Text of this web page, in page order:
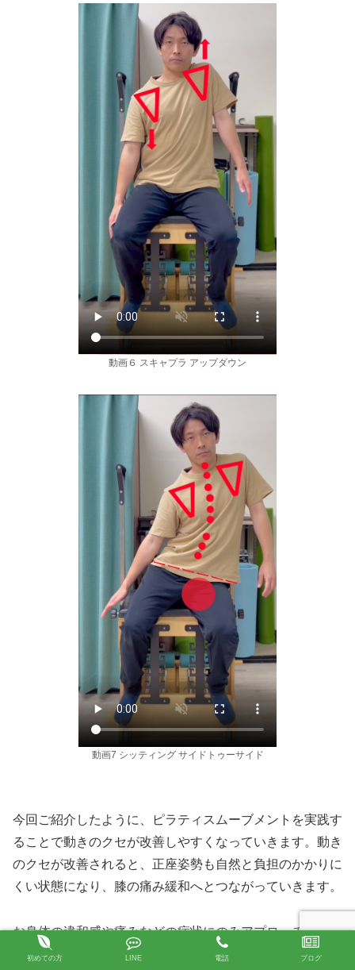
動画６ スキャプラ アップダウン
動画7 シッティング サイドトゥーサイド
今回ご紹介したように、ピラティスムーブメントを実践す
ることで動きのクセが改善しやすくなっていきます。動き
のクセが改善されると、正座姿勢も自然と負担のかかりに
くい状態になり、膝の痛み緩和へとつながっていきます。
お身体の違和感や痛みなどの症状にのみアプローチしてい
ても症状はなかなか改善しない場合が多いです。症状を生
初めての方 LINE 電話 ブログ